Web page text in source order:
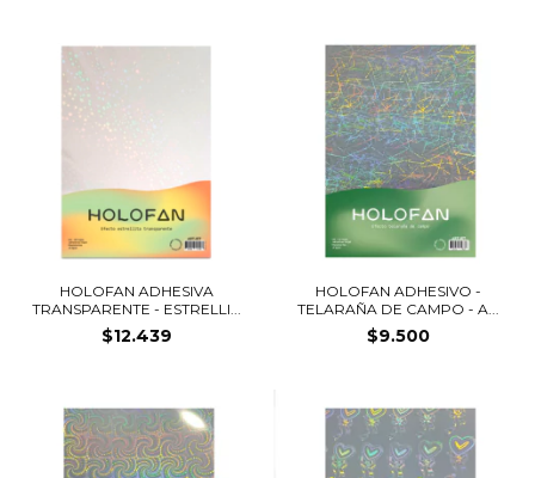
HOLOFAN ADHESIVA
TRANSPARENTE - ESTRELLI...
$12.439
HOLOFAN ADHESIVO -
TELARAÑA DE CAMPO - A...
$9.500